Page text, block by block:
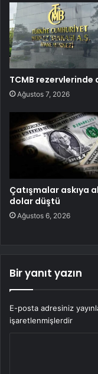
TCMB rezervlerinde
Ağustos 7, 2026
Çatışmalar askıya
dolar düştü
Ağustos 6, 2026
Bir yanıt yazın
E-posta adresiniz
işaretlenmişlerdir